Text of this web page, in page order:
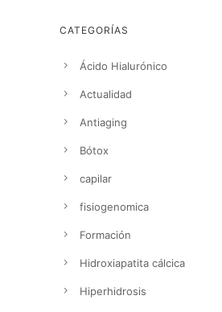
CATEGORÍAS
Ácido Hialurónico
Actualidad
Antiaging
Bótox
capilar
fisiogenomica
Formación
Hidroxiapatita cálcica
Hiperhidrosis